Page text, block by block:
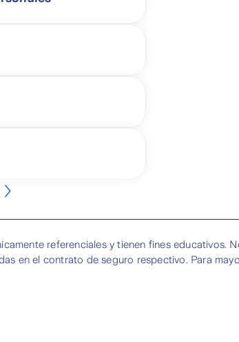
referenciales y tienen fines educativos.
en el contrato de seguro respectivo. Para